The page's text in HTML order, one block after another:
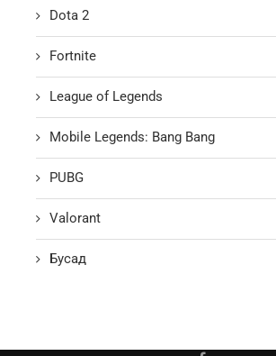
Dota 2
Fortnite
League of Legends
Mobile Legends: Bang Bang
PUBG
Valorant
Бусад